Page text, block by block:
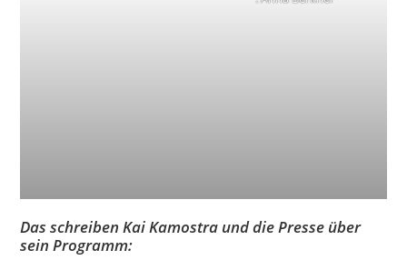
Das schreiben Kai Kamostra und die Presse über
sein Programm: